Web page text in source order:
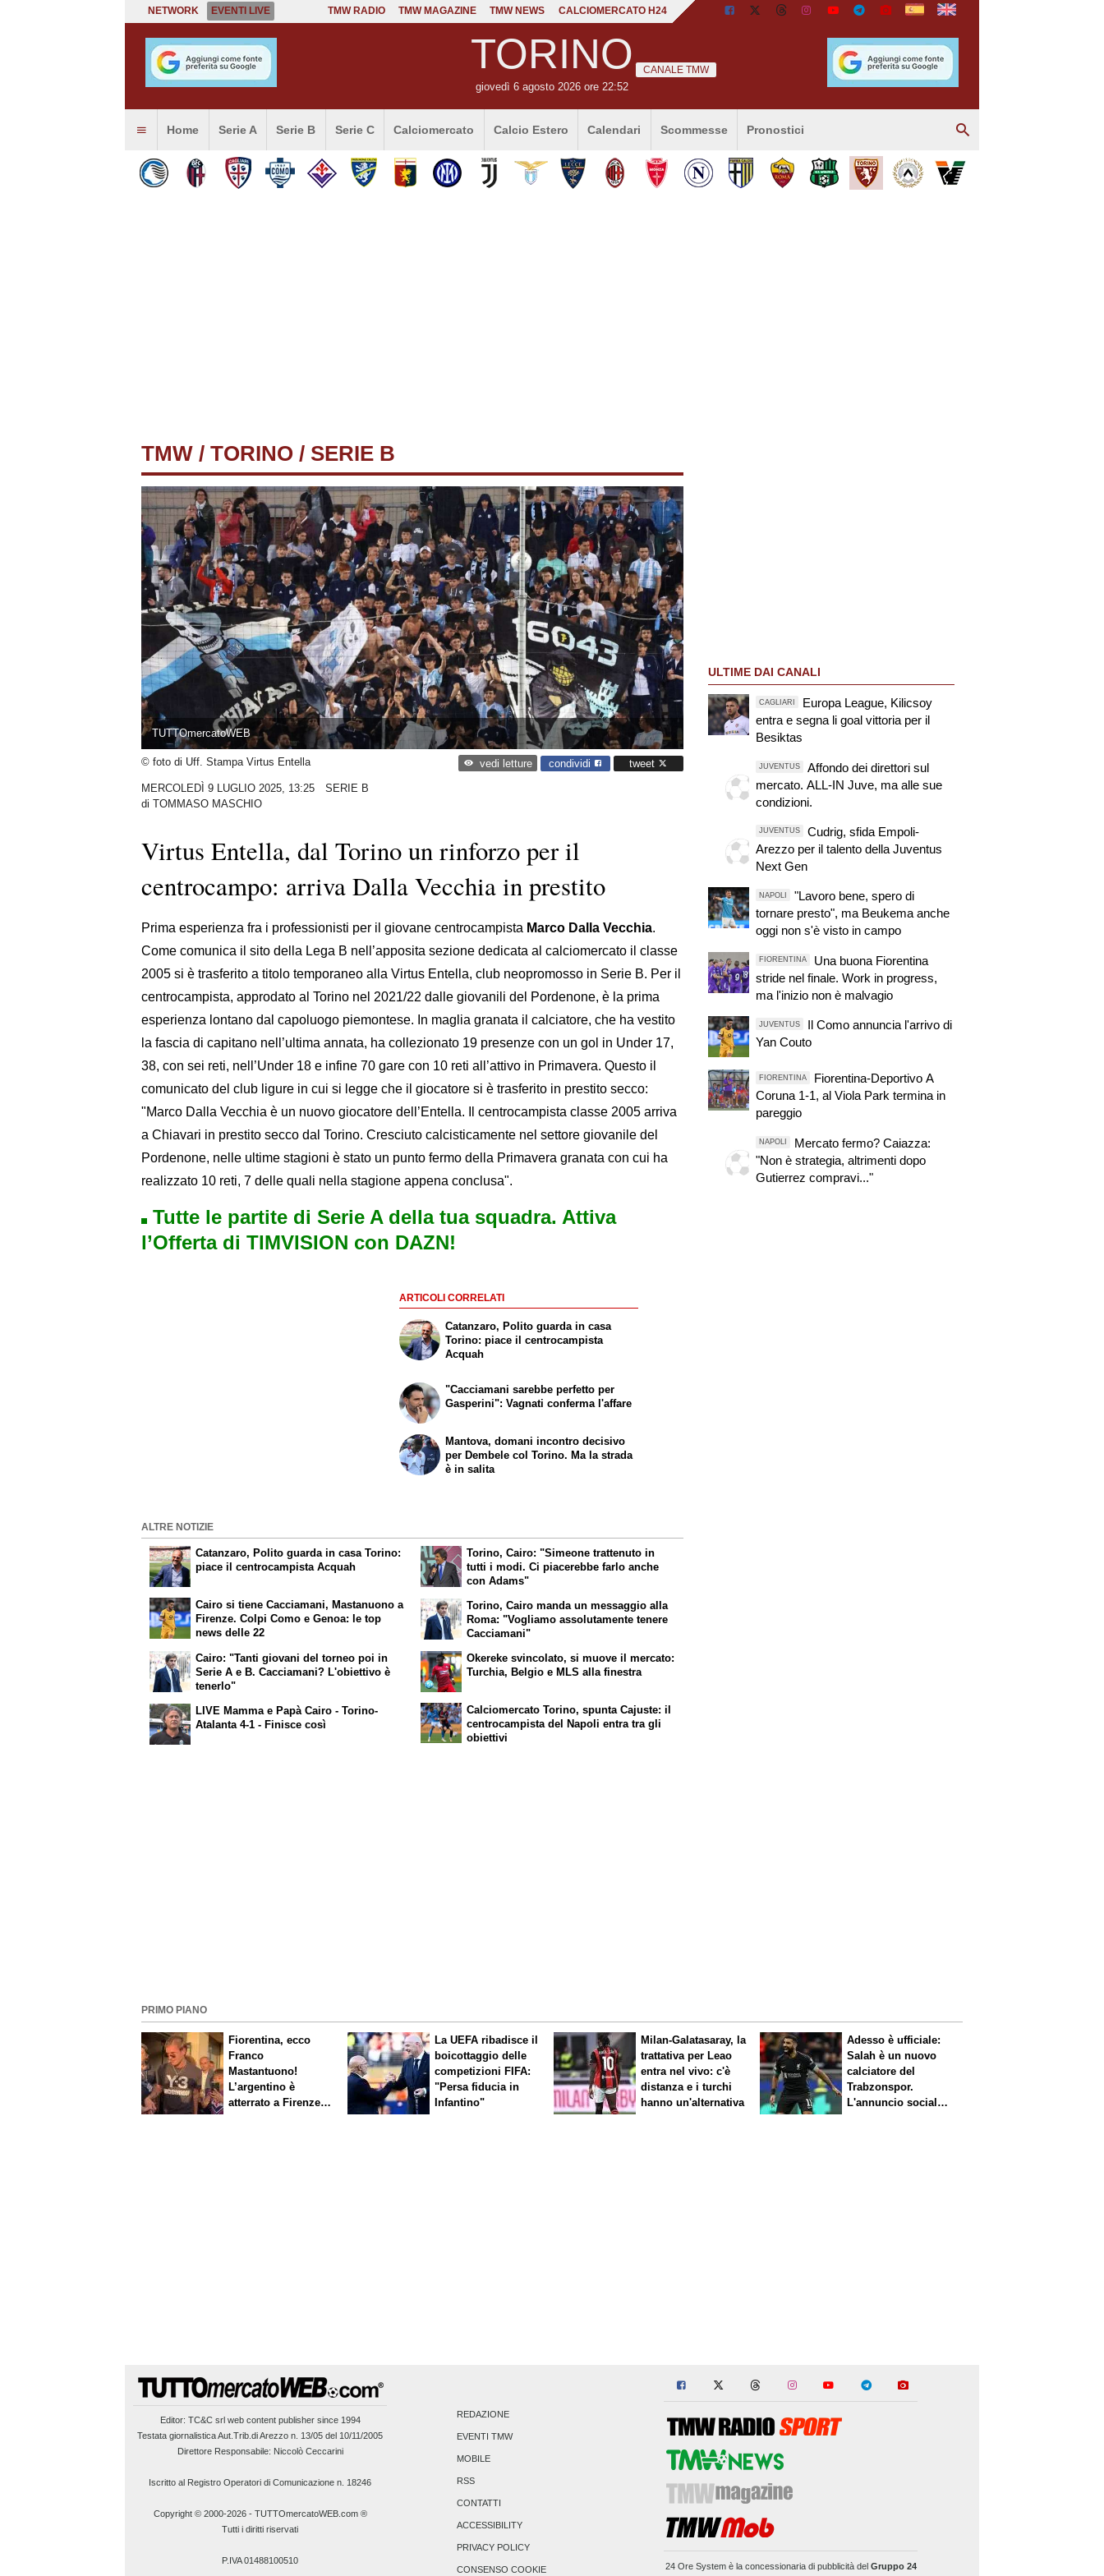
NETWORK EVENTI LIVE TMW RADIO TMW MAGAZINE TMW NEWS CALCIOMERCATO H24
TORINO
giovedì 6 agosto 2026 ore 22:52
CANALE TMW
Home Serie A Serie B Serie C Calciomercato Calcio Estero Calendari Scommesse Pronostici
TMW / TORINO / SERIE B
TUTTOmercatoWEB
© foto di Uff. Stampa Virtus Entella vedi letture condividi tweet
MERCOLEDÌ 9 LUGLIO 2025, 13:25
SERIE B
di TOMMASO MASCHIO
Virtus Entella, dal Torino un rinforzo per il
centrocampo: arriva Dalla Vecchia in prestito
Prima esperienza fra i professionisti per il giovane centrocampista Marco Dalla Vecchia.
Come comunica il sito della Lega B nell’apposita sezione dedicata al calciomercato il classe
2005 si è trasferito a titolo temporaneo alla Virtus Entella, club neopromosso in Serie B. Per il
centrocampista, approdato al Torino nel 2021/22 dalle giovanili del Pordenone, è la prima
esperienza lontano dal capoluogo piemontese. In maglia granata il calciatore, che ha vestito
la fascia di capitano nell’ultima annata, ha collezionato 19 presenze con un gol in Under 17,
38, con sei reti, nell’Under 18 e infine 70 gare con 10 reti all’attivo in Primavera. Questo il
comunicato del club ligure in cui si legge che il giocatore si è trasferito in prestito secco:
"Marco Dalla Vecchia è un nuovo giocatore dell’Entella. Il centrocampista classe 2005 arriva
a Chiavari in prestito secco dal Torino. Cresciuto calcisticamente nel settore giovanile del
Pordenone, nelle ultime stagioni è stato un punto fermo della Primavera granata con cui ha
realizzato 10 reti, 7 delle quali nella stagione appena conclusa".
Tutte le partite di Serie A della tua squadra. Attiva
l’Offerta di TIMVISION con DAZN!
ARTICOLI CORRELATI
Catanzaro, Polito guarda in casa
Torino: piace il centrocampista
Acquah
"Cacciamani sarebbe perfetto per
Gasperini": Vagnati conferma l'affare
Mantova, domani incontro decisivo
per Dembele col Torino. Ma la strada
è in salita
ALTRE NOTIZIE
Catanzaro, Polito guarda in casa Torino:
piace il centrocampista Acquah
Cairo si tiene Cacciamani, Mastanuono a
Firenze. Colpi Como e Genoa: le top
news delle 22
Torino, Cairo: "Simeone trattenuto in
tutti i modi. Ci piacerebbe farlo anche
con Adams"
Torino, Cairo manda un messaggio alla
Roma: "Vogliamo assolutamente tenere
Cacciamani"
Cairo: "Tanti giovani del torneo poi in
Serie A e B. Cacciamani? L'obiettivo è
tenerlo"
LIVE Mamma e Papà Cairo - Torino-
Atalanta 4-1 - Finisce così
Okereke svincolato, si muove il mercato:
Turchia, Belgio e MLS alla finestra
Calciomercato Torino, spunta Cajuste: il
centrocampista del Napoli entra tra gli
obiettivi
ULTIME DAI CANALI
CAGLIARI
Europa League, Kilicsoy
entra e segna li goal vittoria per il
Besiktas
JUVENTUS
Affondo dei direttori sul
mercato. ALL-IN Juve, ma alle sue
condizioni.
JUVENTUS
Cudrig, sfida Empoli-
Arezzo per il talento della Juventus
Next Gen
NAPOLI
"Lavoro bene, spero di
tornare presto", ma Beukema anche
oggi non s'è visto in campo
FIORENTINA
Una buona Fiorentina
stride nel finale. Work in progress,
ma l'inizio non è malvagio
JUVENTUS
Il Como annuncia l'arrivo di
Yan Couto
FIORENTINA
Fiorentina-Deportivo A
Coruna 1-1, al Viola Park termina in
pareggio
NAPOLI
Mercato fermo? Caiazza:
"Non è strategia, altrimenti dopo
Gutierrez compravi..."
PRIMO PIANO
Fiorentina, ecco
Franco
Mastantuono!
L’argentino è
atterrato a Firenze,
La UEFA ribadisce il
boicottaggio delle
competizioni FIFA:
"Persa fiducia in
Infantino"
Milan-Galatasaray, la
trattativa per Leao
entra nel vivo: c'è
distanza e i turchi
hanno un'alternativa
Adesso è ufficiale:
Salah è un nuovo
calciatore del
Trabzonspor.
L'annuncio social
Editor: TC&C srl web content publisher since 1994
Testata giornalistica Aut.Trib.di Arezzo n. 13/05 del 10/11/2005
Direttore Responsabile: Niccolò Ceccarini
Iscritto al Registro Operatori di Comunicazione n. 18246
Copyright © 2000-2026- TUTTOmercatoWEB.com ®
Tutti i diritti riservati
P.IVA 01488100510
REDAZIONE
EVENTI TMW
MOBILE
RSS
CONTATTI
ACCESSIBILITY
PRIVACY POLICY
CONSENSO COOKIE 24 Ore Systemè la concessionaria di pubblicità del Gruppo 24